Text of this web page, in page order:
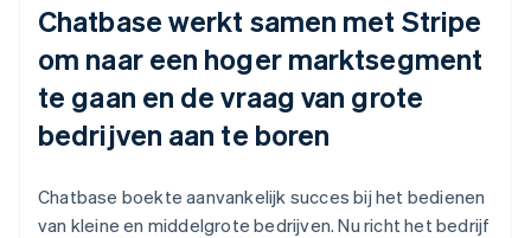
Chatbase werkt samen met Stripe
om naar een hoger marktsegment
te gaan en de vraag van grote
bedrijven aan te boren
Chatbase boekte aanvankelijk succes bij het bedienen
van kleine en middelgrote bedrijven. Nu richt het bedrijf